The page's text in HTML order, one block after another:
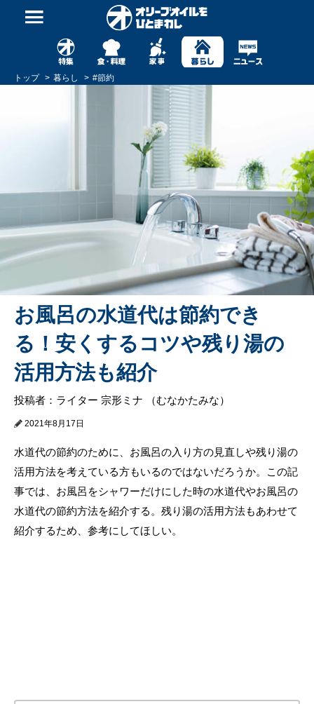
トップ 暮らし #節約
お風呂の水道代は節約でき
る！安くするコツや残り湯の
活用方法も紹介
投稿者：ライター 宗形ミナ （むなかたみな）
2021年8月17日
水道代の節約のために、お風呂の入り方の見直しや残り湯の
活用方法を考えている方もいるのではないだろうか。この記
事では、お風呂をシャワーだけにした時の水道代やお風呂の
水道代の節約方法を紹介する。残り湯の活用方法もあわせて
紹介するため、参考にしてほしい。